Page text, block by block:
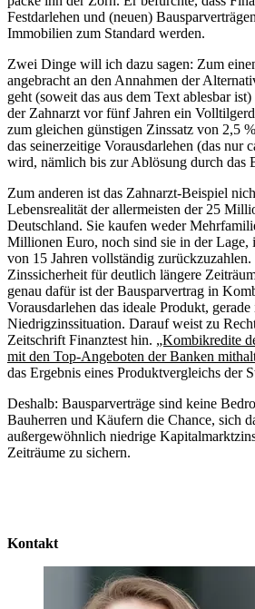
Festdarlehen und (neuen)
Immobilien zum Standard werden.
Zwei Dinge will ich dazu sagen: Zum
angebracht an den Annahmen der
geht (soweit das aus dem Text ablesbar
der Zahnarzt vor fünf Jahren ein
zum gleichen günstigen Zinssatz von 2,5
das seinerzeitige Vorausdarlehen (das nur
wird, nämlich bis zur Ablösung durch das
Zum anderen ist das Zahnarzt-Beispiel
Lebensrealität der allermeisten der 25
Deutschland. Sie kaufen weder
Millionen Euro, noch sind sie in der Lage,
von 15 Jahren vollständig
Zinssicherheit für deutlich längere
genau dafür ist der Bausparvertrag in
Vorausdarlehen das ideale Produkt,
Niedrigzinssituation. Darauf weist zu
Zeitschrift Finanztest hin. „Kombikredite
mit den Top-Angeboten der Banken
das Ergebnis eines Produktvergleichs der
Deshalb: Bausparverträge sind keine
Bauherren und Käufern die Chance, sich
außergewöhnlich niedrige
Zeiträume zu sichern.
Kontakt